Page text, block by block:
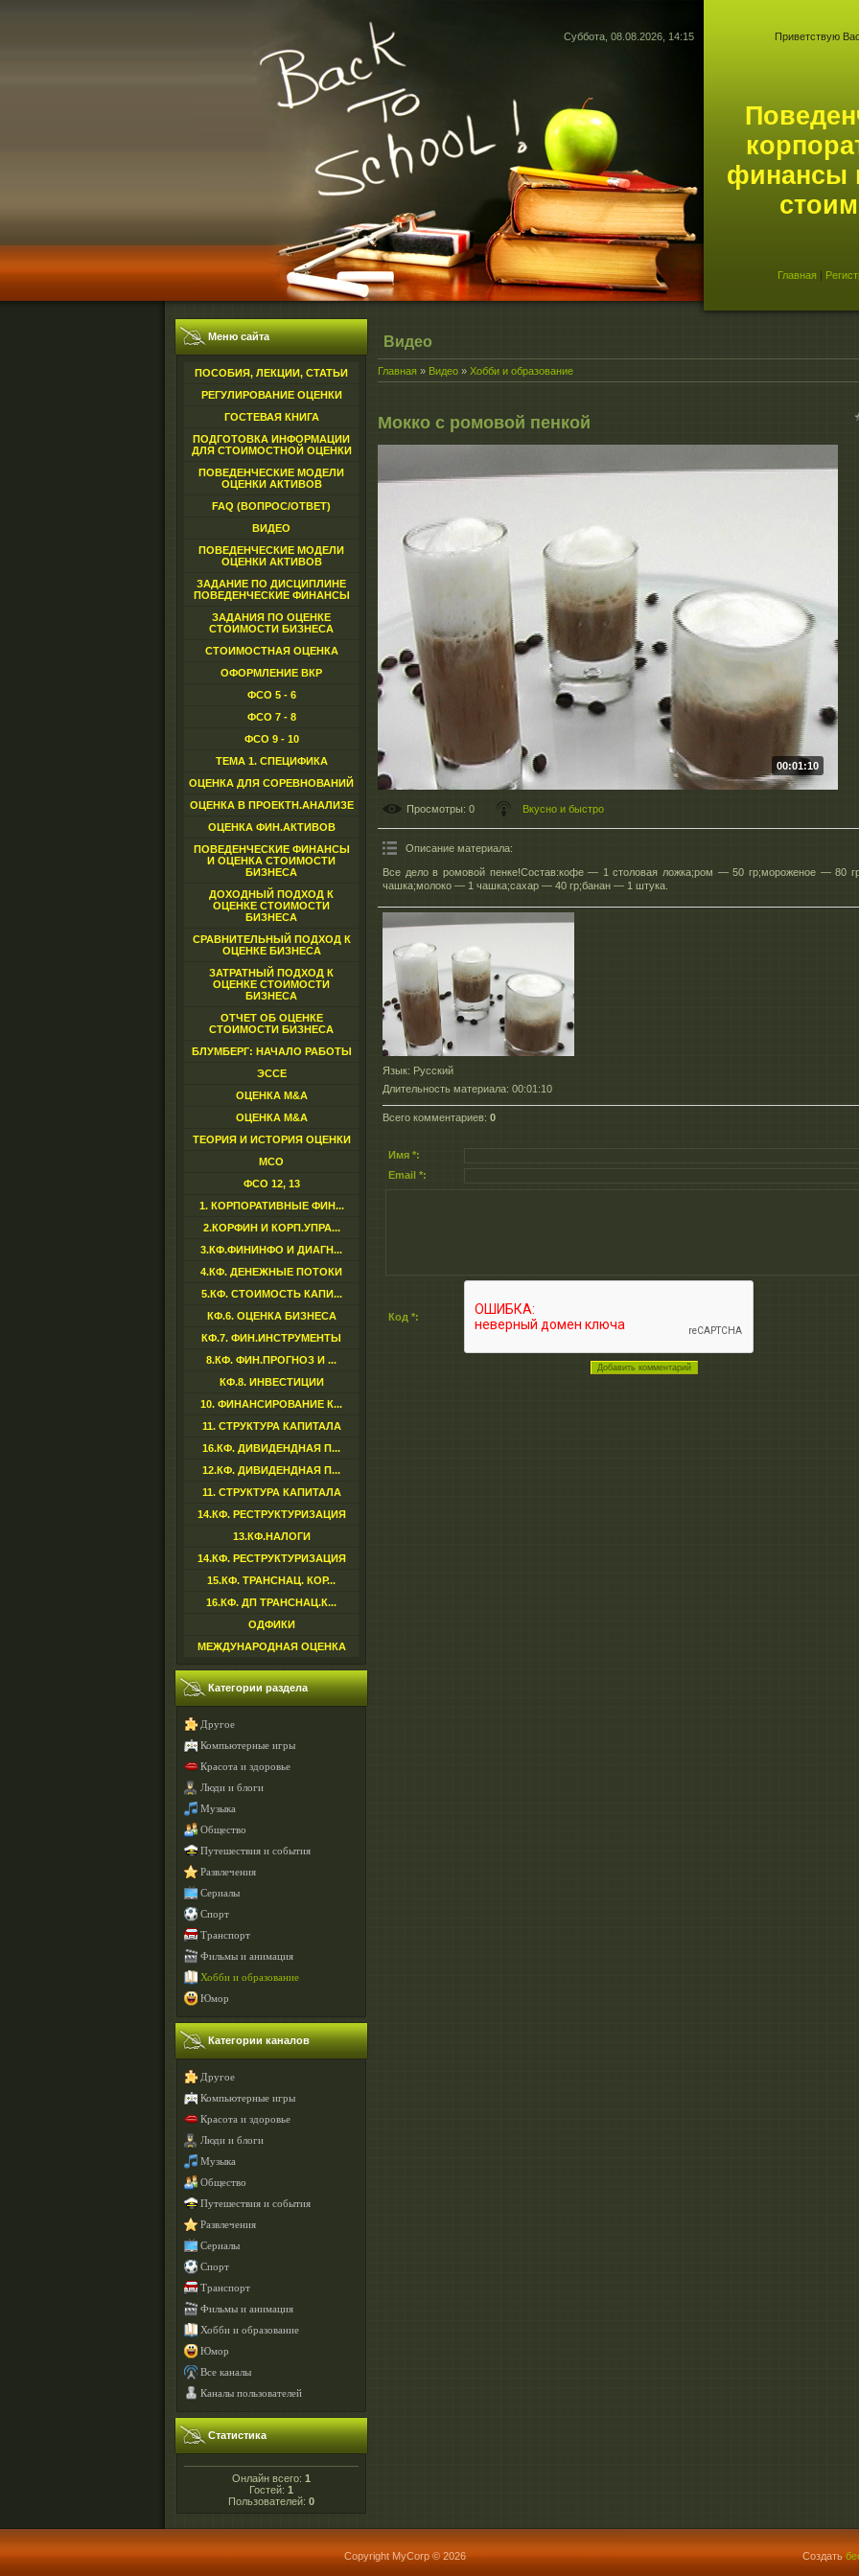
Суббота, 08.08.2026, 14:15 Приветствую Вас
финансы
Главная |
Меню сайта
ПОСОБИЯ, ЛЕКЦИИ, СТАТЬИ
РЕГУЛИРОВАНИЕ ОЦЕНКИ
ГОСТЕВАЯ КНИГА
ПОДГОТОВКА ИНФОРМАЦИИ
ДЛЯ СТОИМОСТНОЙ ОЦЕНКИ
ПОВЕДЕНЧЕСКИЕ МОДЕЛИ
ОЦЕНКИ АКТИВОВ
FAQ (ВОПРОС/ОТВЕТ)
ВИДЕО
ПОВЕДЕНЧЕСКИЕ МОДЕЛИ
ОЦЕНКИ АКТИВОВ
ЗАДАНИЕ ПО ДИСЦИПЛИНЕ
ПОВЕДЕНЧЕСКИЕ ФИНАНСЫ
ЗАДАНИЯ ПО ОЦЕНКЕ
СТОИМОСТИ БИЗНЕСА
СТОИМОСТНАЯ ОЦЕНКА
ОФОРМЛЕНИЕ ВКР
ФСО 5 - 6
ФСО 7 - 8
ФСО 9 - 10
ТЕМА 1. СПЕЦИФИКА
ОЦЕНКА ДЛЯ СОРЕВНОВАНИЙ
ОЦЕНКА В ПРОЕКТН.АНАЛИЗЕ
ОЦЕНКА ФИН.АКТИВОВ
ПОВЕДЕНЧЕСКИЕ ФИНАНСЫ
И ОЦЕНКА СТОИМОСТИ
БИЗНЕСА
ДОХОДНЫЙ ПОДХОД К
ОЦЕНКЕ СТОИМОСТИ
БИЗНЕСА
СРАВНИТЕЛЬНЫЙ ПОДХОД К
ОЦЕНКЕ БИЗНЕСА
ЗАТРАТНЫЙ ПОДХОД К
ОЦЕНКЕ СТОИМОСТИ
БИЗНЕСА
ОТЧЕТ ОБ ОЦЕНКЕ
СТОИМОСТИ БИЗНЕСА
БЛУМБЕРГ: НАЧАЛО РАБОТЫ
ЭССЕ
ОЦЕНКА M&A
ОЦЕНКА M&A
ТЕОРИЯ И ИСТОРИЯ ОЦЕНКИ
МСО
ФСО 12, 13
1. КОРПОРАТИВНЫЕ ФИН...
2.КОРФИН И КОРП.УПРА...
3.КФ.ФИНИНФО И ДИАГН...
4.КФ. ДЕНЕЖНЫЕ ПОТОКИ
5.КФ. СТОИМОСТЬ КАПИ...
КФ.6. ОЦЕНКА БИЗНЕСА
КФ.7. ФИН.ИНСТРУМЕНТЫ
8.КФ. ФИН.ПРОГНОЗ И ...
КФ.8. ИНВЕСТИЦИИ
10. ФИНАНСИРОВАНИЕ К...
11. СТРУКТУРА КАПИТАЛА
16.КФ. ДИВИДЕНДНАЯ П...
12.КФ. ДИВИДЕНДНАЯ П...
11. СТРУКТУРА КАПИТАЛА
14.КФ. РЕСТРУКТУРИЗАЦИЯ
13.КФ.НАЛОГИ
14.КФ. РЕСТРУКТУРИЗАЦИЯ
15.КФ. ТРАНСНАЦ. КОР...
16.КФ. ДП ТРАНСНАЦ.К...
ОДФИКИ
МЕЖДУНАРОДНАЯ ОЦЕНКА
Категории раздела
Другое
Компьютерные игры
Красота и здоровье
Люди и блоги
Музыка
Общество
Путешествия и события
Развлечения
Сериалы
Спорт
Транспорт
Фильмы и анимация
Хобби и образование
Юмор
Категории каналов
Другое
Компьютерные игры
Красота и здоровье
Люди и блоги
Музыка
Общество
Путешествия и события
Развлечения
Сериалы
Спорт
Транспорт
Фильмы и анимация
Хобби и образование
Юмор
Все каналы
Каналы пользователей
Статистика
Онлайн всего: 1
Гостей: 1
Пользователей: 0
Видео
Главная » Видео » Хобби и образование
Мокко с ромовой пенкой
00:01:10
Просмотры: 0 Вкусно и быстро
Описание материала:
Все дело в ромовой пенке!Состав:кофе — 1 столовая ложка;ром — 50 гр;мороженое — 80
чашка;молоко — 1 чашка;сахар — 40 гр;банан — 1 штука.
Язык: Русский
Длительность материала: 00:01:10
Всего комментариев: 0
Имя *:
Email *:
Код *:
Copyright MyCorp © 2026 Создать